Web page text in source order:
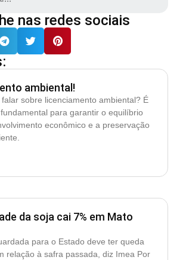
nas redes sociais
ambiental!
sobre licenciamento ambiental? É
para garantir o equilíbrio
econômico e a preservação
da soja cai 7% em Mato
para o Estado deve ter queda
relação à safra passada, diz Imea Por